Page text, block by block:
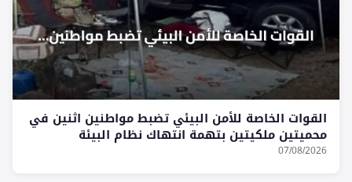
القوات الخاصة للأمن البيئي تضبط مواطنين اثنين في
محميتين ملكيتين بتهمة انتهاك نظام البيئة
07/08/2026